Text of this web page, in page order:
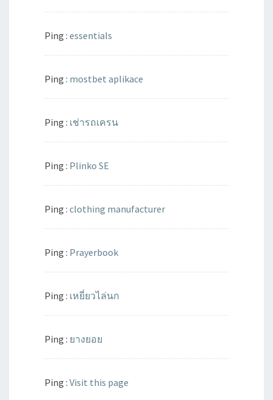
Ping : essentials
Ping : mostbet aplikace
Ping : เช่ารถเครน
Ping : Plinko SE
Ping : clothing manufacturer
Ping : Prayerbook
Ping : เหยี่ยวไล่นก
Ping : ยางยอย
Ping : Visit this page